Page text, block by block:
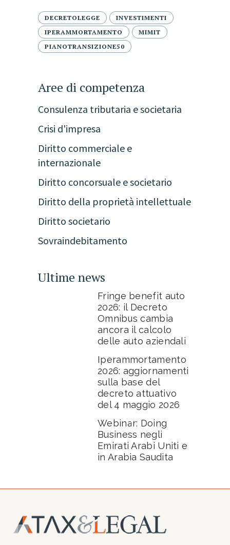
DECRETOLEGGE
INVESTIMENTI
IPERAMMORTAMENTO
MIMIT
PIANOTRANSIZIONE50
Aree di competenza
Consulenza tributaria e societaria
Crisi d'impresa
Diritto commerciale e
internazionale
Diritto concorsuale e societario
Diritto della proprietà intellettuale
Diritto societario
Sovraindebitamento
Ultime news
Fringe benefit auto
2026: il Decreto
Omnibus cambia
ancora il calcolo
delle auto aziendali
Iperammortamento
2026: aggiornamenti
sulla base del
decreto attuativo
del 4 maggio 2026
Webinar: Doing
Business negli
Emirati Arabi Uniti e
in Arabia Saudita